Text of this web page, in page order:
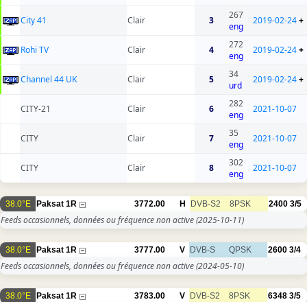
City 41 Clair 3
267
eng
2019-02-24+
Rohi TV Clair 4
272
eng
2019-02-24+
Channel 44 UK Clair 5
34
urd
2019-02-24+
CITY-21 Clair 6
282
eng
2021-10-07
CITY Clair 7
35
eng
2021-10-07
CITY Clair 8
302
eng
2021-10-07
38.0°E Paksat 1R 3772.00 H DVB-S2 8PSK 2400 3/5
Feeds occasionnels, données ou fréquence non active(2025-10-11)
38.0°E Paksat 1R 3777.00 V DVB-S QPSK 2600 3/4
Feeds occasionnels, données ou fréquence non active(2024-05-10)
38.0°E Paksat 1R 3783.00 V DVB-S2 8PSK 6348 3/5